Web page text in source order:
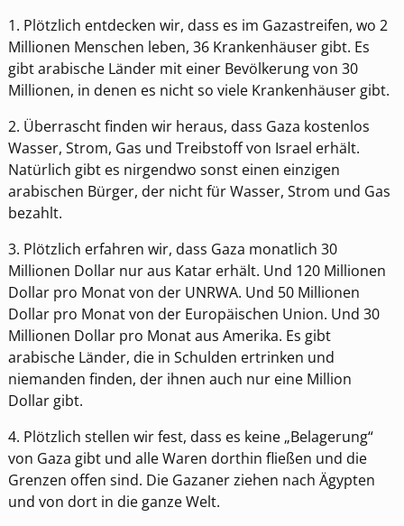
1. Plötzlich entdecken wir, dass es im Gazastreifen, wo 2
Millionen Menschen leben, 36 Krankenhäuser gibt. Es
gibt arabische Länder mit einer Bevölkerung von 30
Millionen, in denen es nicht so viele Krankenhäuser gibt.
2. Überrascht finden wir heraus, dass Gaza kostenlos
Wasser, Strom, Gas und Treibstoff von Israel erhält.
Natürlich gibt es nirgendwo sonst einen einzigen
arabischen Bürger, der nicht für Wasser, Strom und Gas
bezahlt.
3. Plötzlich erfahren wir, dass Gaza monatlich 30
Millionen Dollar nur aus Katar erhält. Und 120 Millionen
Dollar pro Monat von der UNRWA. Und 50 Millionen
Dollar pro Monat von der Europäischen Union. Und 30
Millionen Dollar pro Monat aus Amerika. Es gibt
arabische Länder, die in Schulden ertrinken und
niemanden finden, der ihnen auch nur eine Million
Dollar gibt.
4. Plötzlich stellen wir fest, dass es keine „Belagerung“
von Gaza gibt und alle Waren dorthin fließen und die
Grenzen offen sind. Die Gazaner ziehen nach Ägypten
und von dort in die ganze Welt.